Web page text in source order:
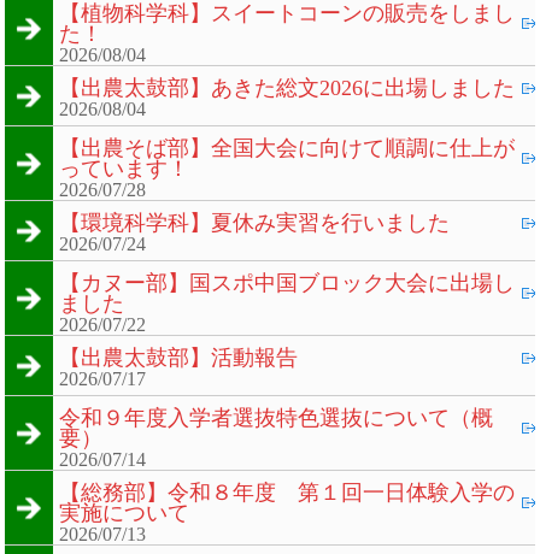
【植物科学科】スイートコーンの販売をしまし
た！
2026/08/04
【出農太鼓部】あきた総文2026に出場しました
2026/08/04
【出農そば部】全国大会に向けて順調に仕上が
っています！
2026/07/28
【環境科学科】夏休み実習を行いました
2026/07/24
【カヌー部】国スポ中国ブロック大会に出場し
ました
2026/07/22
【出農太鼓部】活動報告
2026/07/17
令和９年度入学者選抜特色選抜について（概
要）
2026/07/14
【総務部】令和８年度 第１回一日体験入学の
実施について
2026/07/13